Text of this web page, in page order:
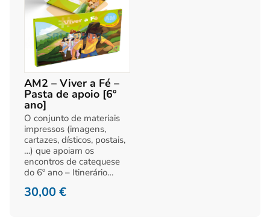
AM2 – Viver a Fé –
Pasta de apoio [6º
ano]
O conjunto de materiais
impressos (imagens,
cartazes, dísticos, postais,
…) que apoiam os
encontros de catequese
do 6º ano – Itinerário…
30,00€